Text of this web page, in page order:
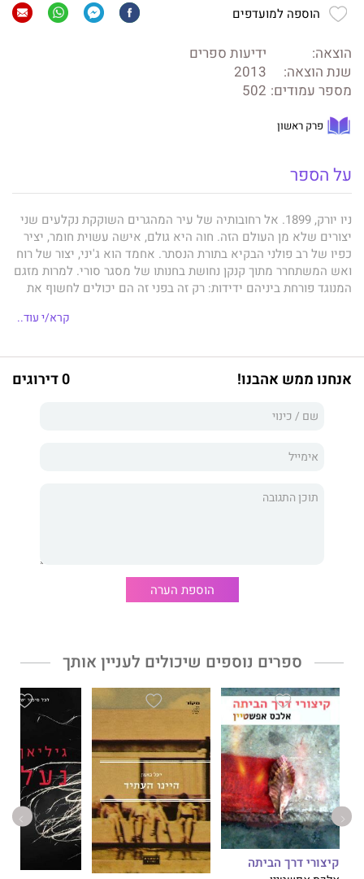
הוספה למועדפים
הוצאה:
ידיעות ספרים
שנת הוצאה:
2013
מספר עמודים: 502
פרק ראשון
על הספר
ניו יורק, 1899. אל רחובותיה של עיר המהגרים השוקקת נקלעים שני
יצורים שלא מן העולם הזה. חוה היא גולם, אישה עשוית חומר, יציר
כפיו של רב פולני הבקיא בתורת הנסתר. אחמד הוא ג'יני, יצור של רוח
ואש המשתחרר מתוך קנקן נחושת בחנותו של מסגר סורי. למרות מזגם
המנוגד פורחת ביניהם ידידות: רק זה בפני זה הם יכולים לחשוף את
סופם להיחשף, ועבר בן אלפי שנים נושך בעקביהם של השניים.
שהוא גם רומן היסטורי, אגדה למבוגרים המבוססת על מיתולוגיה
הגולם והג'יני
זהו ספר ייחודי בכל מובן, בעל עלילה סוחפת ורבת־נפתולים, המספק
חוויית קריאה מפתיעה, מרגשת ורעננה.
הגולם והג'יניהוא סיפור על ברית מפתיעה בין שני זרים ועל הגורל
קרא/י עוד..
אנחנו ממש אהבנו! 0 דירוגים
הוספת הערה
ספרים נוספים שיכולים לעניין אותך
קיצורי דרך הביתה